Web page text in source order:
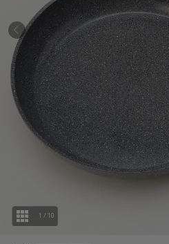
Instagram Facebook
LINE
1 / 10